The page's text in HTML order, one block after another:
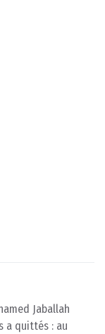
Jaballah
a quittés : au